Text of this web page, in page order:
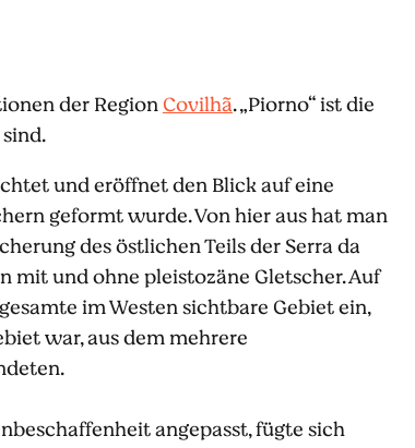
der RegionCovilhã. „Piorno“ ist die
und eröffnet den Blick auf eine
geformt wurde. Von hier aus hat man
des östlichen Teils der Serra da
mit und ohne pleistozäne Gletscher. Auf
im Westen sichtbare Gebiet ein,
war, aus dem mehrere
angepasst, fügte sich